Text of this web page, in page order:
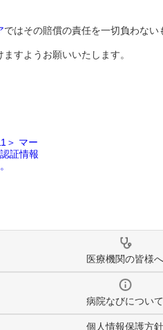
ではその賠償の責任を一切負わない
すようお願いいたします。
医療機関の皆様へ
病院なびについて
個人情報保護方針